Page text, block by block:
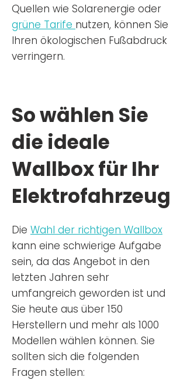
Quellen wie Solarenergie oder
grüne Tarife nutzen, können Sie
Ihren ökologischen Fußabdruck
verringern.
So wählen Sie
die ideale
Wallbox für Ihr
Elektrofahrzeug
Die Wahl der richtigen Wallbox
kann eine schwierige Aufgabe
sein, da das Angebot in den
letzten Jahren sehr
umfangreich geworden ist und
Sie heute aus über 150
Herstellern und mehr als 1000
Modellen wählen können. Sie
sollten sich die folgenden
Fragen stellen: